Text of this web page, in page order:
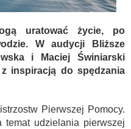
uratować życie, po
W audycji Bliższe
i Maciej Świniarski
inspiracją do spędzania
Pierwszej Pomocy.
udzielania pierwszej